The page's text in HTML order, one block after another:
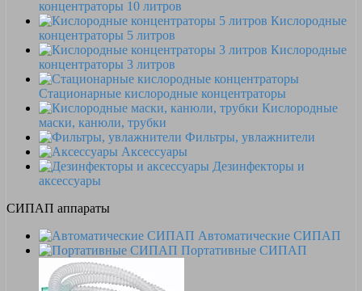
концентраторы 10 литров
Кислородные
концентраторы 5 литров
Кислородные
концентраторы 3 литров
Стационарные кислородные концентраторы
Кислородные
маски, канюли, трубки
Фильтры, увлажнители
Аксессуары
Дезинфекторы и
аксессуары
СИПАП аппараты
Автоматические СИПАП
Портативные СИПАП